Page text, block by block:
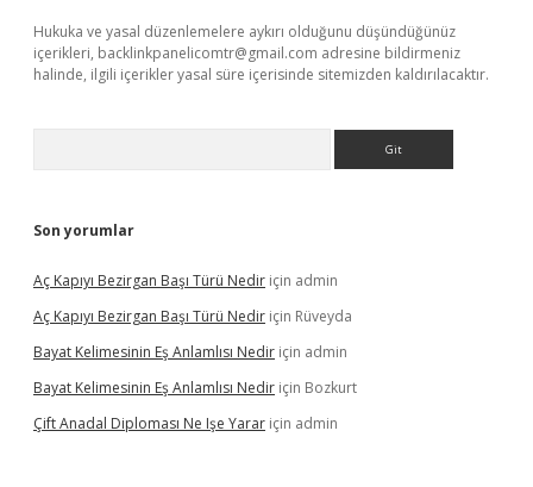
Hukuka ve yasal düzenlemelere aykırı olduğunu düşündüğünüz
içerikleri, backlinkpanelicomtr@gmail.com adresine bildirmeniz
halinde, ilgili içerikler yasal süre içerisinde sitemizden kaldırılacaktır.
Son yorumlar
Aç Kapıyı Bezirgan Başı Türü Nedir için admin
Aç Kapıyı Bezirgan Başı Türü Nedir için Rüveyda
Bayat Kelimesinin Eş Anlamlısı Nedir için admin
Bayat Kelimesinin Eş Anlamlısı Nedir için Bozkurt
Çift Anadal Diploması Ne Işe Yarar için admin